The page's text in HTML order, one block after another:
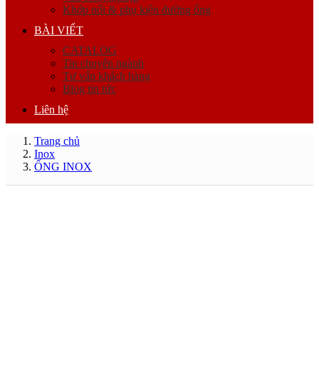
Khớp nối & phụ kiện đường ống
BÀI VIẾT
CATALOG
Tin chuyên ngành
Tư vấn khách hàng
Blog tin tức
Liên hệ
Trang chủ
Inox
ỐNG INOX